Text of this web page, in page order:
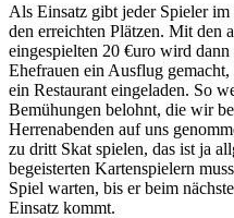
Als Einsatz gibt jeder Spieler
den erreichten Plätzen. Mit den
eingespielten 20 €uro wird
Ehefrauen ein Ausflug
ein Restaurant eingeladen. So
Bemühungen belohnt, die wir
Herrenabenden auf uns
zu dritt Skat spielen, das ist ja
begeisterten Kartenspielern
Spiel warten, bis er beim
Einsatz kommt.